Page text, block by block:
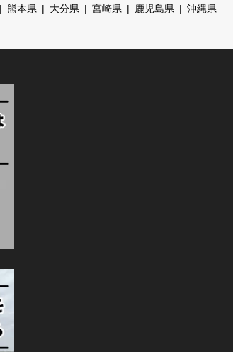
熊本県 大分県 宮崎県 鹿児島県 沖縄県